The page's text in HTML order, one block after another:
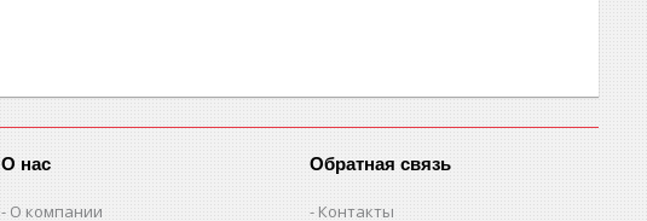
О нас
О компании
Обратная связь
Контакты